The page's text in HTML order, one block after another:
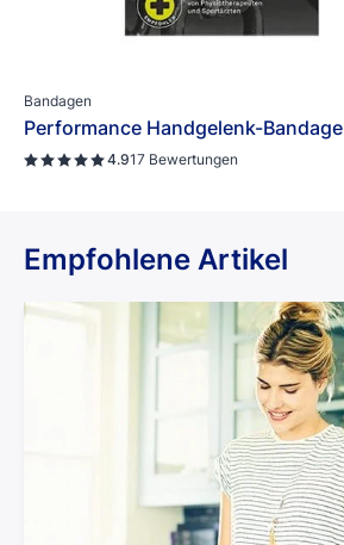
Bandagen
Performance Handgelenk-Bandage
4.917 Bewertungen
Empfohlene Artikel